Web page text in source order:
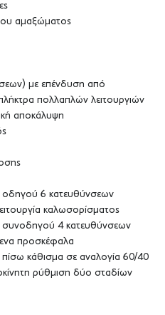
αμαξώματος
με επένδυση από
πολλαπλών λειτουργιών
αποκάλυψη
οδηγού 6 κατευθύνσεων
καλωσορίσματος
συνοδηγού 4 κατευθύνσεων
προσκέφαλα
πίσω κάθισμα σε αναλογία 60/40
ρύθμιση δύο σταδίων